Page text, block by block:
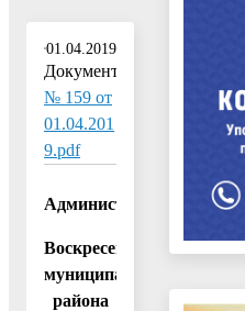
01.04.2019
Документ:
№ 159 от
01.04.201
9.pdf
Администрация
Воскресенского
муниципального
района